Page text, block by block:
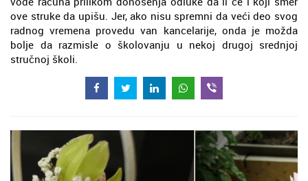
ove struke da upišu. Jer, ako nisu spremni da veći deo svog
radnog vremena provedu van kancelarije, onda je možda
bolje da razmisle o školovanju u nekoj drugoj srednjoj
stručnoj školi.